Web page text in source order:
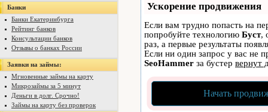
Банки
Банки Екатеринбурга
Рейтинг банков
Консультации банков
Отзывы о банках России
Заявки на займы:
Мгновенные займы на карту
Микрозаймы за 5 минут
Деньги в долг. Срочно!
Займы на карту без проверок
Ускорение продвижения
Если вам трудно попасть на
попробуйте технологию Буст,
раз, а первые результаты
Если ни один запрос у вас не
SeoHammer за бустер вернут
Начать